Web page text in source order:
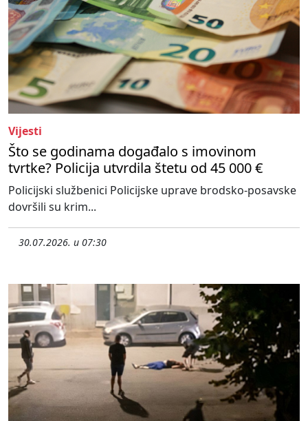
Vijesti
Što se godinama događalo s imovinom
tvrtke? Policija utvrdila štetu od 45 000 €
Policijski službenici Policijske uprave brodsko-posavske
dovršili su krim...
30.07.2026. u 07:30